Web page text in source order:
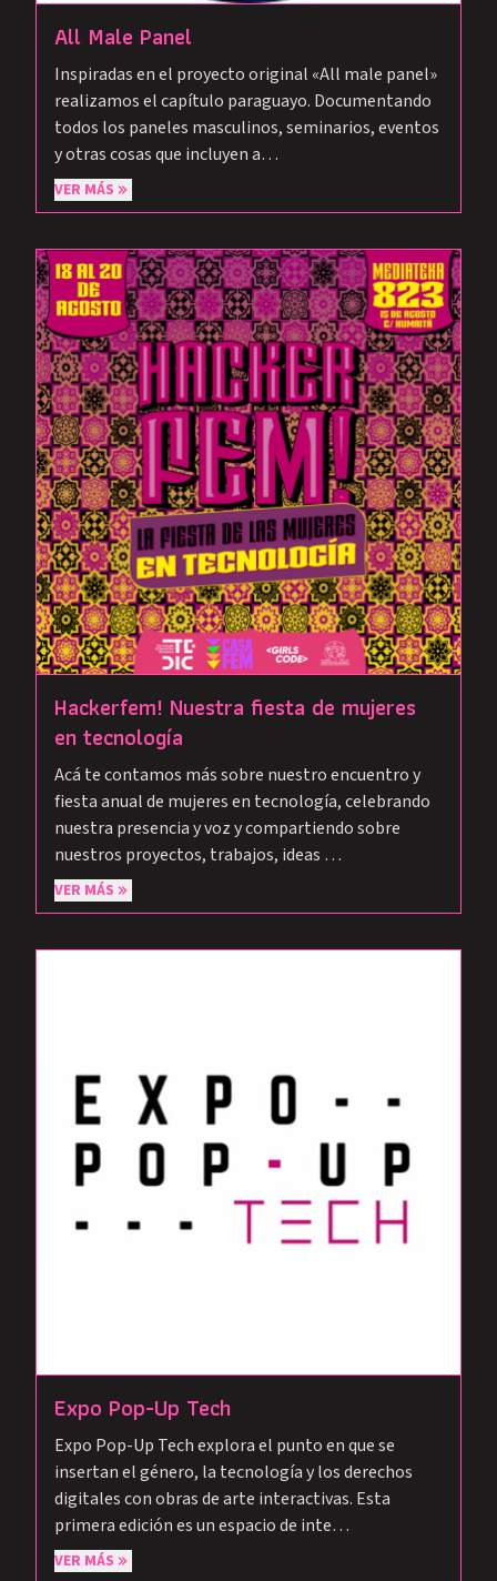
All Male Panel
Inspiradas en el proyecto original «All male panel»
realizamos el capítulo paraguayo. Documentando
todos los paneles masculinos, seminarios, eventos
y otras cosas que incluyen a…
VER MÁS
Hackerfem! Nuestra fiesta de mujeres
en tecnología
Acá te contamos más sobre nuestro encuentro y
fiesta anual de mujeres en tecnología, celebrando
nuestra presencia y voz y compartiendo sobre
nuestros proyectos, trabajos, ideas …
VER MÁS
Expo Pop-Up Tech
Expo Pop-Up Tech explora el punto en que se
insertan el género, la tecnología y los derechos
digitales con obras de arte interactivas. Esta
primera edición es un espacio de inte…
VER MÁS